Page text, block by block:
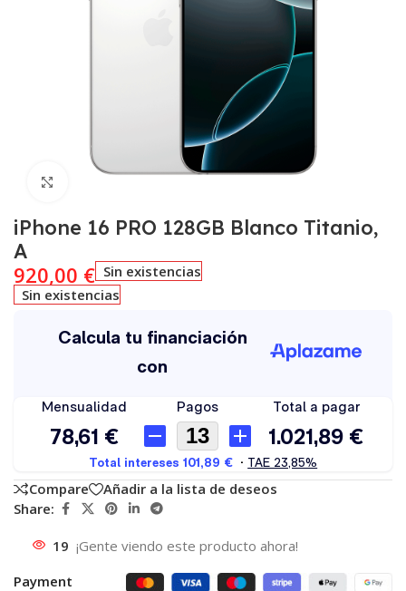
iPhone 16 PRO 128GB Blanco Titanio,
A
920,00 € Sin existencias
Sin existencias
Compare
Añadir a la lista de deseos
Share:
19 ¡Gente viendo este producto ahora!
Payment